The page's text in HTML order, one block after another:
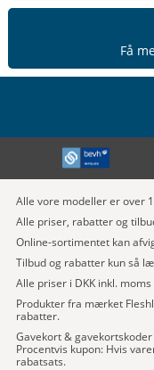
Få
Alle vore modeller er over
Alle priser, rabatter og
Online-sortimentet kan
Tilbud og rabatter kun så
Alle priser i DKK inkl.
Produkter fra mærket
rabatter.
Gavekort &
Procentvis kupon: Hvis
rabatsats.